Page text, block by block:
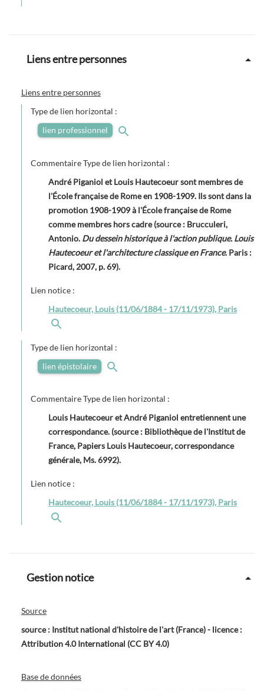
Liens entre personnes
Liens entre personnes
Type de lien horizontal :
lien professionnel
Commentaire Type de lien horizontal :
André Piganiol et Louis Hautecoeur sont membres de
l'École française de Rome en 1908-1909. Ils sont dans la
promotion 1908-1909 à l'École française de Rome
comme membres hors cadre (source : Brucculeri,
Antonio. Du dessein historique à l'action publique. Louis
Hautecoeur et l'architecture classique en France. Paris :
Picard, 2007, p. 69).
Lien notice :
Hautecoeur, Louis (11/06/1884 - 17/11/1973), Paris
Type de lien horizontal :
lien épistolaire
Commentaire Type de lien horizontal :
Louis Hautecoeur et André Piganiol entretiennent une
correspondance. (source : Bibliothèque de l'Institut de
France, Papiers Louis Hautecoeur, correspondance
générale, Ms. 6992).
Lien notice :
Hautecoeur, Louis (11/06/1884 - 17/11/1973), Paris
Gestion notice
Source
source : Institut national d'histoire de l'art (France) - licence :
Attribution 4.0 International (CC BY 4.0)
Base de données